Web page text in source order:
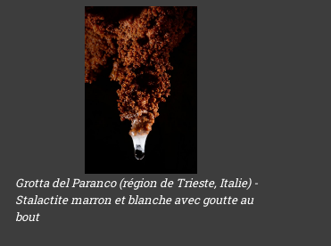
Grotta del Paranco (région de Trieste, Italie) -
Stalactite marron et blanche avec goutte au
bout